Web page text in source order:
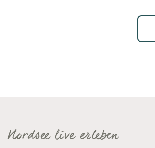
Nordsee live erleben